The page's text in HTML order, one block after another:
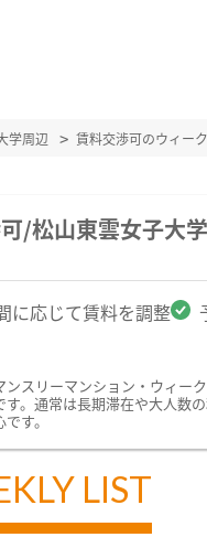
学周辺 賃料交渉可のウィー
/松山東雲女子大
に応じて賃料を調整
スリーマンション・ウィー
。通常は長期滞在や大人数
す。
LIST